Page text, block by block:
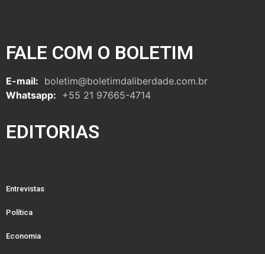
FALE COM O BOLETIM
E-mail: boletim@boletimdaliberdade.com.br
Whatsapp: +55 21 97665-4714
EDITORIAS
Entrevistas
Política
Economia